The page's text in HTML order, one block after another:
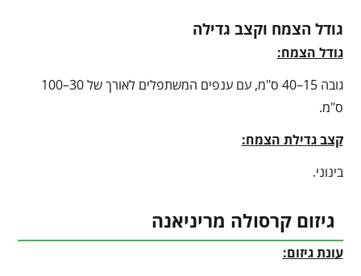
גודל הצמח וקצב גדילה
גודל הצמח:
גובה 15–40 ס"מ, עם ענפים המשתפלים לאורך של 30–100
ס"מ.
קצב גדילת הצמח:
בינוני.
גיזום קרסולה מריניאנה
עונת גיזום: